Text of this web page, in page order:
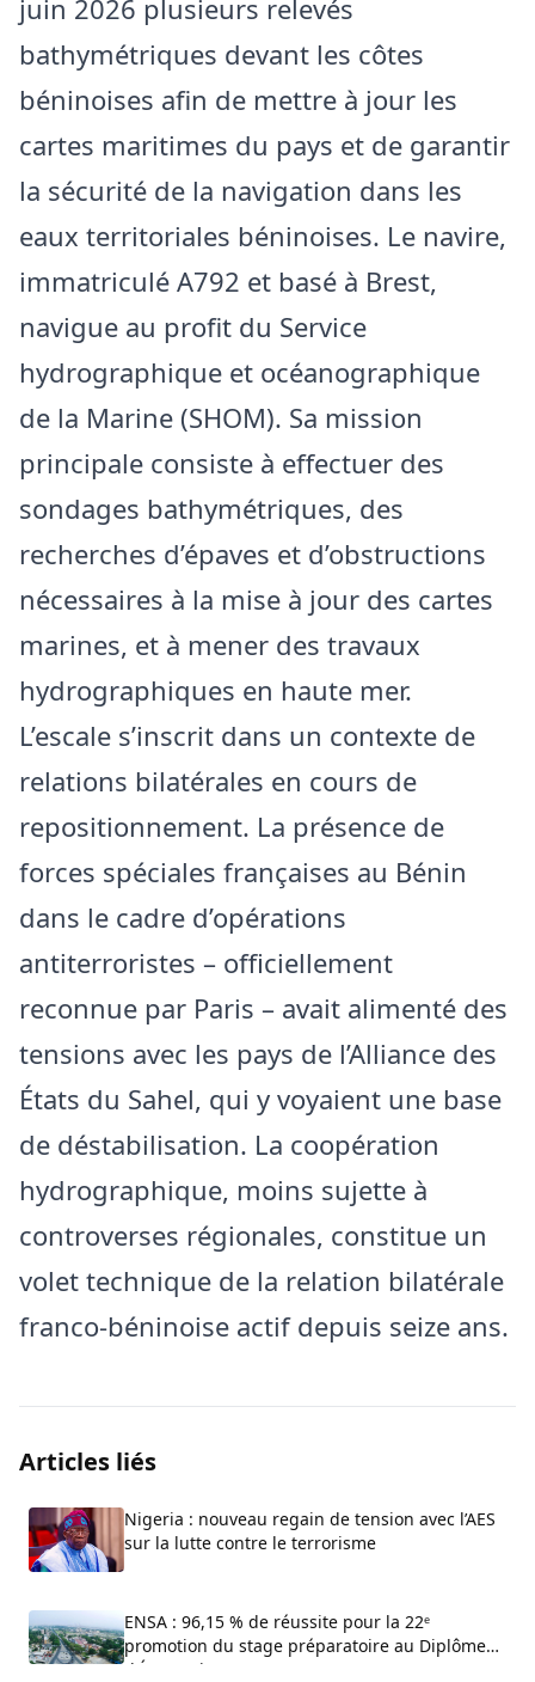
juin 2026 plusieurs relevés
bathymétriques devant les côtes
béninoises afin de mettre à jour les
cartes maritimes du pays et de garantir
la sécurité de la navigation dans les
eaux territoriales béninoises. Le navire,
immatriculé A792 et basé à Brest,
navigue au profit du Service
hydrographique et océanographique
de la Marine (SHOM). Sa mission
principale consiste à effectuer des
sondages bathymétriques, des
recherches d’épaves et d’obstructions
nécessaires à la mise à jour des cartes
marines, et à mener des travaux
hydrographiques en haute mer.
L’escale s’inscrit dans un contexte de
relations bilatérales en cours de
repositionnement. La présence de
forces spéciales françaises au Bénin
dans le cadre d’opérations
antiterroristes – officiellement
reconnue par Paris – avait alimenté des
tensions avec les pays de l’Alliance des
États du Sahel, qui y voyaient une base
de déstabilisation. La coopération
hydrographique, moins sujette à
controverses régionales, constitue un
volet technique de la relation bilatérale
franco-béninoise actif depuis seize ans.
Articles liés
Nigeria : nouveau regain de tension avec l’AES
sur la lutte contre le terrorisme
ENSA : 96,15 % de réussite pour la 22ᵉ
promotion du stage préparatoire au Diplôme
d’État-Major